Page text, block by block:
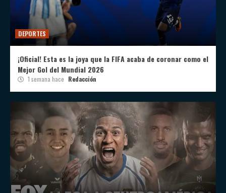
DEPORTES
¡Oficial! Esta es la joya que la FIFA acaba de coronar como el
Mejor Gol del Mundial 2026
1 semana hace Redacción